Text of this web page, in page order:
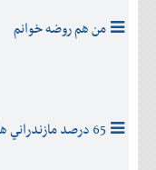
من هم روضه خوانم
65 درصد مازندراني ها از رييس جمهوري پول و وام مي خواهند!